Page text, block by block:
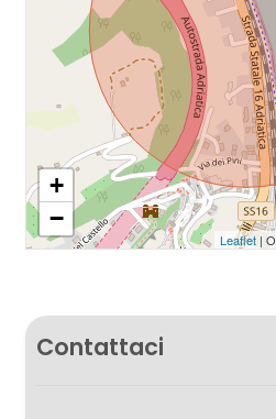
+
−
Leaflet|
Contattaci